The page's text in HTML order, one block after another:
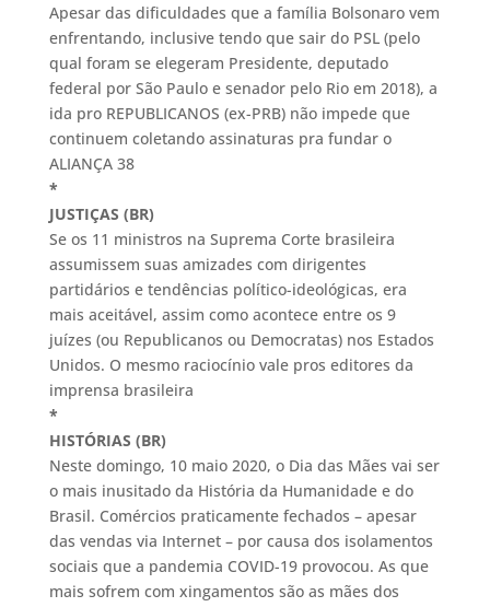
Apesar das dificuldades que a família Bolsonaro vem
enfrentando, inclusive tendo que sair do PSL (pelo
qual foram se elegeram Presidente, deputado
federal por São Paulo e senador pelo Rio em 2018), a
ida pro REPUBLICANOS (ex-PRB) não impede que
continuem coletando assinaturas pra fundar o
ALIANÇA 38
*
JUSTIÇAS (BR)
Se os 11 ministros na Suprema Corte brasileira
assumissem suas amizades com dirigentes
partidários e tendências político-ideológicas, era
mais aceitável, assim como acontece entre os 9
juízes (ou Republicanos ou Democratas) nos Estados
Unidos. O mesmo raciocínio vale pros editores da
imprensa brasileira
*
HISTÓRIAS (BR)
Neste domingo, 10 maio 2020, o Dia das Mães vai ser
o mais inusitado da História da Humanidade e do
Brasil. Comércios praticamente fechados – apesar
das vendas via Internet – por causa dos isolamentos
sociais que a pandemia COVID-19 provocou. As que
mais sofrem com xingamentos são as mães dos